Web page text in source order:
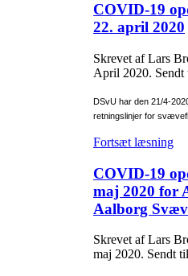
COVID-19
22. april 2020
Skrevet af Lars
April 2020. Sendt
DSvU har den 21/4-
retningslinjer for
Fortsæt læsning
COVID-19
maj 2020 for
Aalborg
Skrevet af Lars
maj 2020. Sendt til